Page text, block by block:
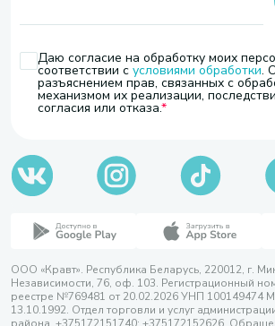
Даю согласие на обработку моих
соответствии с условиями обработки.
разъяснением прав, связанных с
механизмом их реализации,
согласия или отказа.
ООО «Кравт». Республика Беларусь, 220012, г.
Независимости, 76, оф. 103. Регистрационный
реестре №769481 от 20.02.2026 УНП 100149474
13.10.1992. Отдел торговли и услуг